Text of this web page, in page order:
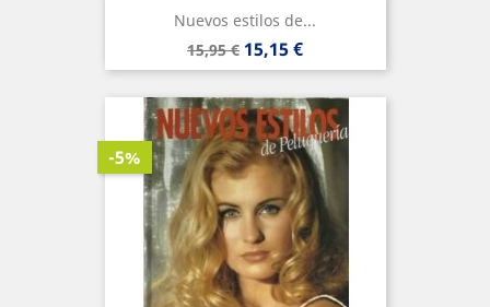
Nuevos estilos de...
Precio
base
15,95 € Precio
15,15 €
-5%